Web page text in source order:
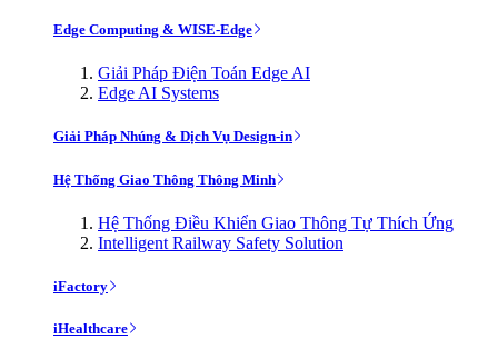
Edge Computing & WISE-Edge
Giải Pháp Điện Toán Edge AI
Edge AI Systems
Giải Pháp Nhúng & Dịch Vụ Design-in
Hệ Thống Giao Thông Thông Minh
Hệ Thống Điều Khiển Giao Thông Tự Thích Ứng
Intelligent Railway Safety Solution
iFactory
iHealthcare